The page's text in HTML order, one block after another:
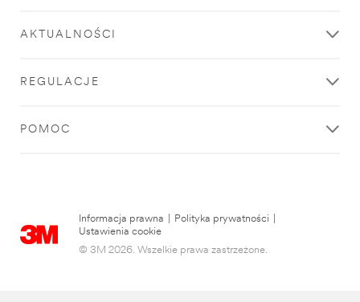
AKTUALNOŚCI
REGULACJE
POMOC
Informacja prawna Polityka prywatności
Ustawienia cookie
© 3M 2026. Wszelkie prawa zastrzeżone.